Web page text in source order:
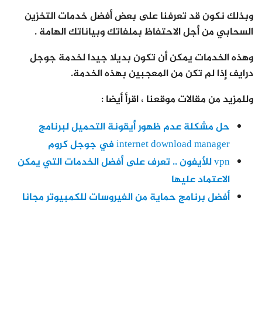
وبذلك نكون قد تعرفنا على بعض أفضل خدمات التخزين
السحابي من أجل الاحتفاظ بملفاتك وبياناتك الهامة .
وهذه الخدمات يمكن أن تكون بديلا جيدا لخدمة جوجل
درايف إذا لم تكن من المعجبين بهذه الخدمة.
وللمزيد من مقالات موقعنا ، اقرأ أيضا :
حل مشكلة عدم ظهور أيقونة التحميل لبرنامج
internet download manager في جوجل كروم
vpn للأيفون .. تعرف على أفضل الخدمات التي يمكن
الاعتماد عليها
أفضل برنامج حماية من الفيروسات للكمبيوتر مجانا